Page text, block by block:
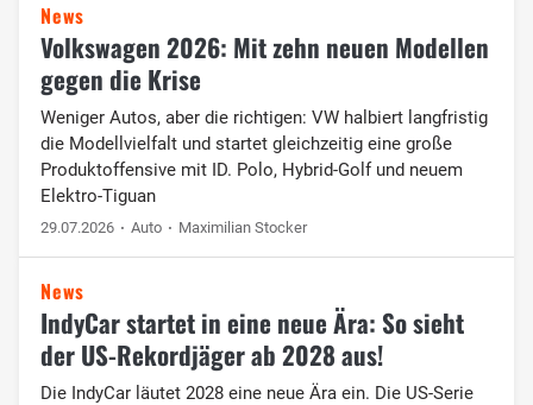
News
Volkswagen 2026: Mit zehn neuen Modellen
gegen die Krise
Weniger Autos, aber die richtigen: VW halbiert langfristig
die Modellvielfalt und startet gleichzeitig eine große
Produktoffensive mit ID. Polo, Hybrid-Golf und neuem
Elektro-Tiguan
29.07.2026 Auto Maximilian Stocker
News
IndyCar startet in eine neue Ära: So sieht
der US-Rekordjäger ab 2028 aus!
Die IndyCar läutet 2028 eine neue Ära ein. Die US-Serie